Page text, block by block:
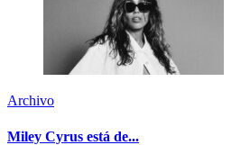
Archivo
Miley Cyrus está de...